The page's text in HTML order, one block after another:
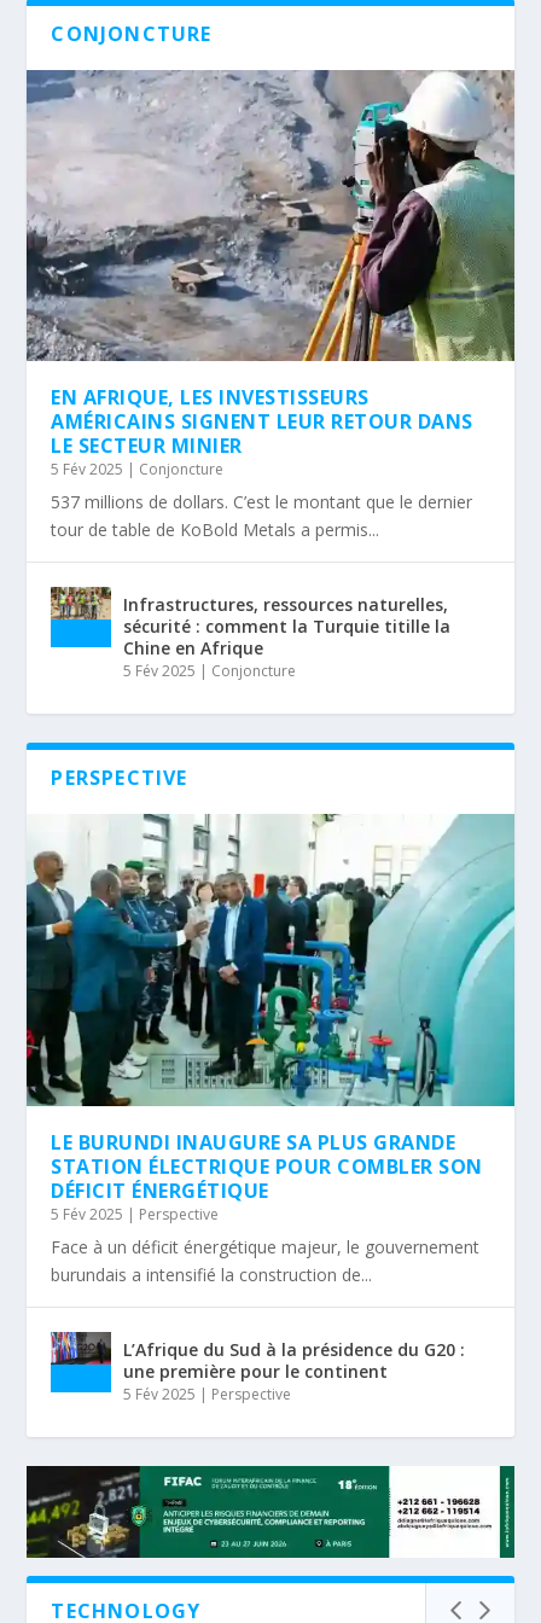
CONJONCTURE
EN AFRIQUE, LES INVESTISSEURS
AMÉRICAINS SIGNENT LEUR RETOUR DANS
LE SECTEUR MINIER
5 Fév 2025 Conjoncture
537 millions de dollars. C’est le montant que le dernier
tour de table de KoBold Metals a permis...
Infrastructures, ressources naturelles,
sécurité : comment la Turquie titille la
Chine en Afrique
5 Fév 2025 Conjoncture
PERSPECTIVE
LE BURUNDI INAUGURE SA PLUS GRANDE
STATION ÉLECTRIQUE POUR COMBLER SON
DÉFICIT ÉNERGÉTIQUE
5 Fév 2025 | Perspective
Face à un déficit énergétique majeur, le gouvernement
burundais a intensifié la construction de...
L’Afrique du Sud à la présidence du G20 :
une première pour le continent
5 Fév 2025 | Perspective
TECHNOLOGY